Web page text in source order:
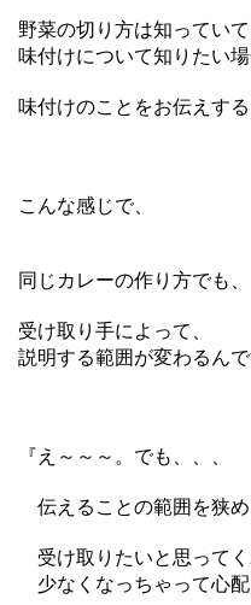
野菜の切り方は知っていて
味付けについて知りたい場
味付けのことをお伝えする
こんな感じで、
同じカレーの作り方でも、
受け取り手によって、
説明する範囲が変わるんで
『え～～～。でも、、、
伝えることの範囲を狭め
受け取りたいと思って
少なくなっちゃって心配